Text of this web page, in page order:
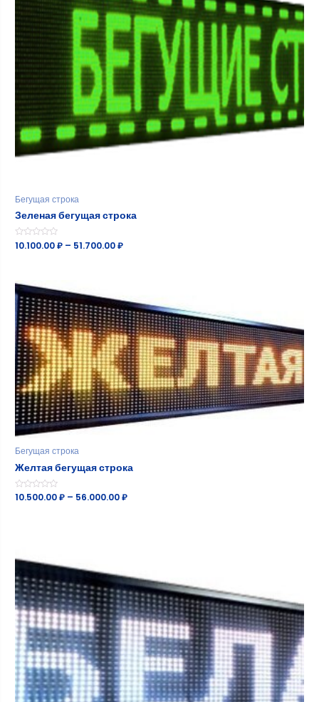
Бегущая строка
Зеленая бегущая строка
Оценка
0
10.100.00₽ – 51.700.00₽
Бегущая строка
Желтая бегущая строка
Оценка
0
10.500.00₽ – 56.000.00₽